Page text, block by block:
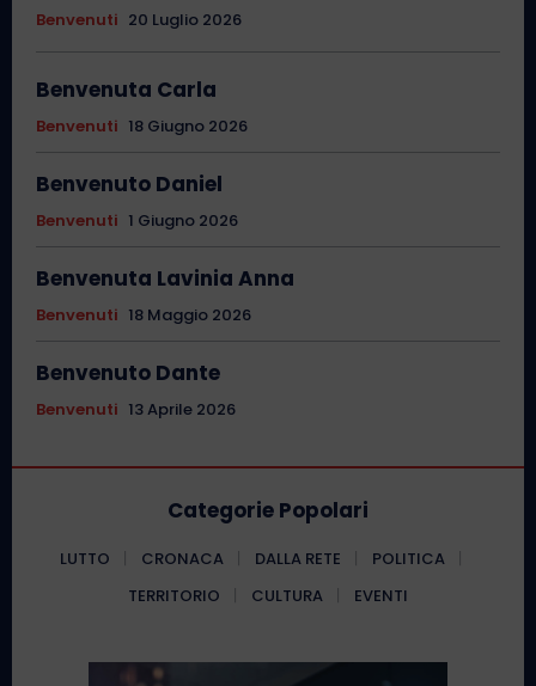
Benvenuti 20 Luglio 2026
Benvenuta Carla
Benvenuti 18 Giugno 2026
Benvenuto Daniel
Benvenuti 1 Giugno 2026
Benvenuta Lavinia Anna
Benvenuti 18 Maggio 2026
Benvenuto Dante
Benvenuti 13 Aprile 2026
Categorie Popolari
LUTTO CRONACA DALLA RETE
POLITICA
TERRITORIO
CULTURA EVENTI